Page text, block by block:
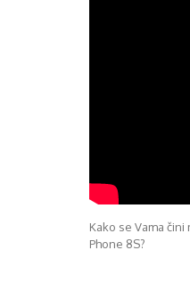
Kako se Vama
Phone 8S?